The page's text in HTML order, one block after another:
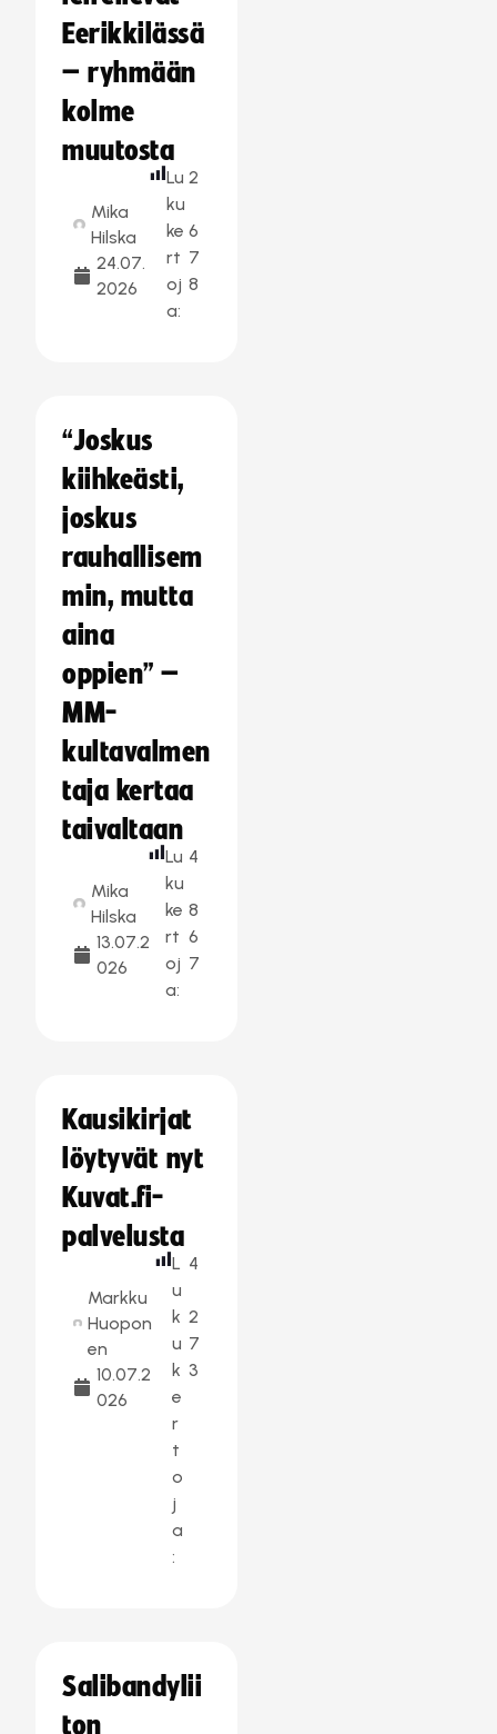
Eerikkilässä
– ryhmään
kolme
muutosta
Mika
Hilska
24.07.
2026
Lu
ku
ke
rt
oj
a:
2
6
7
8
“Joskus
kiihkeästi,
joskus
rauhallisem
min, mutta
aina
oppien” –
MM-
kultavalmen
taja kertaa
taivaltaan
Mika
Hilska
13.07.2
026
Lu
ku
ke
rt
oj
a:
4
8
6
7
Kausikirjat
löytyvät nyt
Kuvat.fi-
palvelusta
Markku
Huopon
en
10.07.2
026
L
u
k
u
k
e
r
t
o
j
a
:
4
2
7
3
Salibandylii
ton